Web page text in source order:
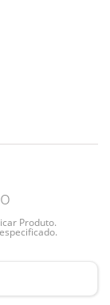
Produto.